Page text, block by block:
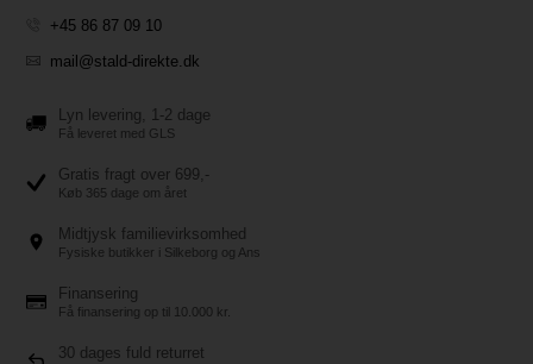
+45 86 87 09 10
mail@stald-direkte.dk
Lyn levering, 1-2 dage
Få leveret med GLS
Gratis fragt over 699,-
Køb 365 dage om året
Midtjysk familievirksomhed
Fysiske butikker i Silkeborg og Ans
Finansering
Få finansering op til 10.000 kr.
30 dages fuld returret